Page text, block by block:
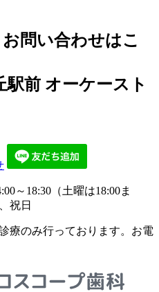
問い合わせはこ
駅前 オーケースト
～18:30（土曜は18:00ま
祝日
療のみ行っております。お電